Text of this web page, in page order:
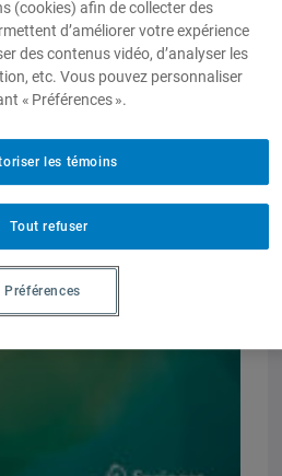
(cookies) afin de collecter des
d’améliorer votre expérience
des contenus vidéo, d’analyser les
etc. Vous pouvez personnaliser
« Préférences ».
Tout refuser
les témoins
Préférences